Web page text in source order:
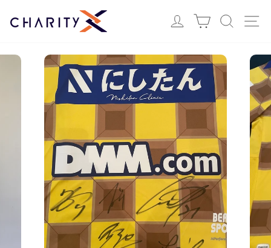
キ
Login カート 検索